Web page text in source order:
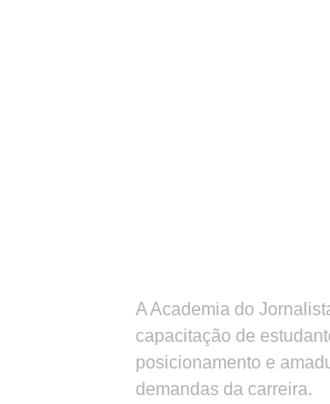
A Academia do
capacitação de
posicionamento e
demandas da carreira.